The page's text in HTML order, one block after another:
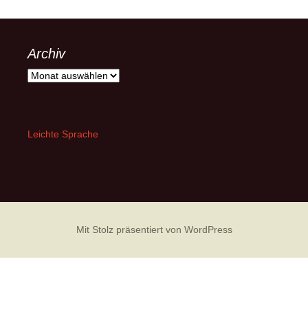
Archiv
Archiv
Leichte Sprache
Mit Stolz präsentiert von WordPress